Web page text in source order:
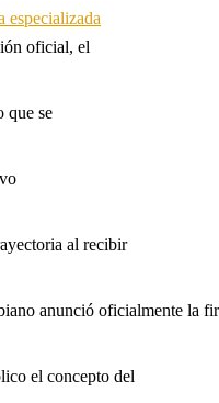
especializada
oficial, el
que se
al recibir
anunció oficialmente la
el concepto del